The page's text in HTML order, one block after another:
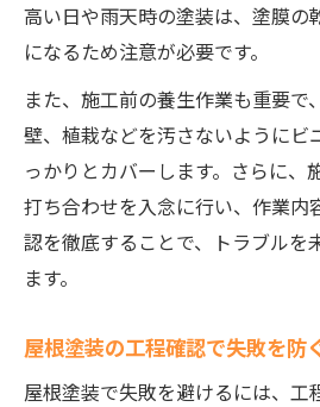
高い日や雨天時の塗装は、塗膜の
になるため注意が必要です。
また、施工前の養生作業も重要で
壁、植栽などを汚さないようにビ
っかりとカバーします。さらに、
打ち合わせを入念に行い、作業内
認を徹底することで、トラブルを
ます。
屋根塗装の工程確認で失敗を防
屋根塗装で失敗を避けるには、工